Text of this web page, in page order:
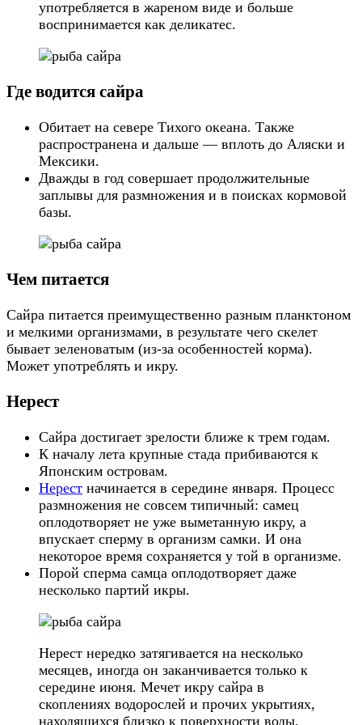
употребляется в жареном виде и больше
воспринимается как деликатес.
Где водится сайра
Обитает на севере Тихого океана. Также
распространена и дальше — вплоть до Аляски и
Мексики.
Дважды в год совершает продолжительные
заплывы для размножения и в поисках кормовой
базы.
Чем питается
Сайра питается преимущественно разным планктоном
и мелкими организмами, в результате чего скелет
бывает зеленоватым (из-за особенностей корма).
Может употреблять и икру.
Нерест
Сайра достигает зрелости ближе к трем годам.
К началу лета крупные стада прибиваются к
Японским островам.
Нерест начинается в середине января. Процесс
размножения не совсем типичный: самец
оплодотворяет не уже выметанную икру, а
впускает сперму в организм самки. И она
некоторое время сохраняется у той в организме.
Порой сперма самца оплодотворяет даже
несколько партий икры.
Нерест нередко затягивается на несколько
месяцев, иногда он заканчивается только к
середине июня. Мечет икру сайра в
скоплениях водорослей и прочих укрытиях,
находящихся близко к поверхности воды.